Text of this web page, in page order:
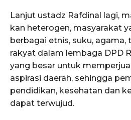
Lanjut ustadz Rafdinal lagi,
kan heterogen, masyarakat
berbagai etnis, suku, agama,
rakyat dalam lembaga DPD
yang besar untuk
aspirasi daerah, sehingga
pendidikan, kesehatan dan
dapat terwujud.